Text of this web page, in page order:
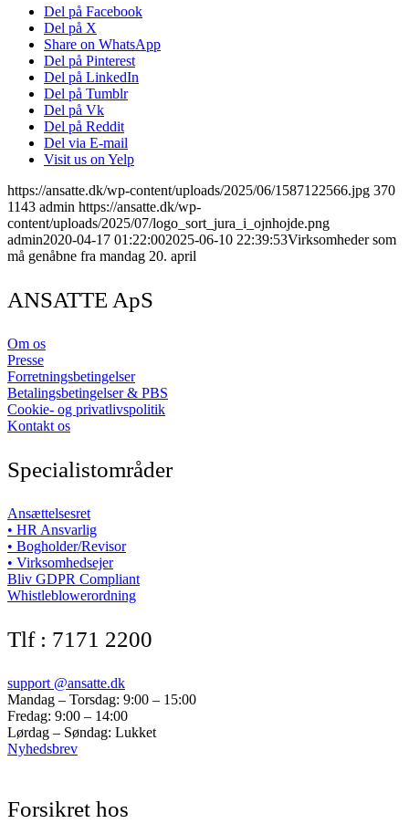
Del på Facebook
Del på X
Share on WhatsApp
Del på Pinterest
Del på LinkedIn
Del på Tumblr
Del på Vk
Del på Reddit
Del via E-mail
Visit us on Yelp
https://ansatte.dk/wp-content/uploads/2025/06/1587122566.jpg 370
1143 admin https://ansatte.dk/wp-
content/uploads/2025/07/logo_sort_jura_i_ojnhojde.png
admin2020-04-17 01:22:002025-06-10 22:39:53Virksomheder som
må genåbne fra mandag 20. april
ANSATTE ApS
Om os
Presse
Forretningsbetingelser
Betalingsbetingelser & PBS
Cookie- og privatlivspolitik
Kontakt os
Specialistområder
Ansættelsesret
• HR Ansvarlig
• Bogholder/Revisor
• Virksomhedsejer
Bliv GDPR Compliant
Whistleblowerordning
Tlf : 7171 2200
support @ansatte.dk
Mandag – Torsdag: 9:00 – 15:00
Fredag: 9:00 – 14:00
Lørdag – Søndag: Lukket
Nyhedsbrev
Forsikret hos